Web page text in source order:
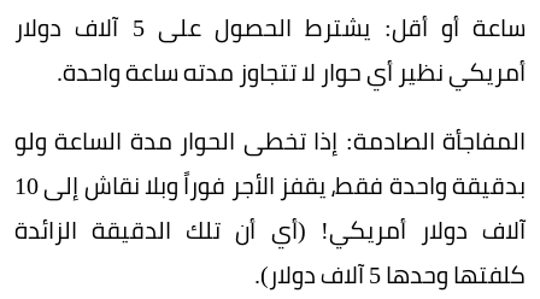
ساعة أو أقل: يشترط الحصول على 5 آلاف دولار
أمريكي نظير أي حوار لا تتجاوز مدته ساعة واحدة.
المفاجأة الصادمة: إذا تخطى الحوار مدة الساعة ولو
بدقيقة واحدة فقط، يقفز الأجر فوراً وبلا نقاش إلى 10
آلاف دولار أمريكي! (أي أن تلك الدقيقة الزائدة
كلفتها وحدها 5 آلاف دولار).